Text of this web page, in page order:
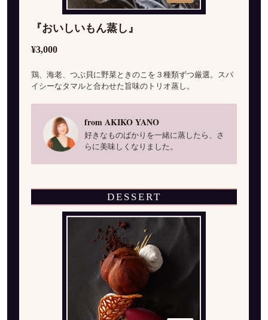
『おいしいもん蒸し』
¥3,000
鶏、海老、つぶ貝に野菜ときのこを３種類ずつ厳選。スパ
イシーなタマルと合わせた旨味のトリオ蒸し。
from AKIKO YANO
好きなものばかりを一緒に蒸したら、さ
らに美味しくなりました。
DESSERT